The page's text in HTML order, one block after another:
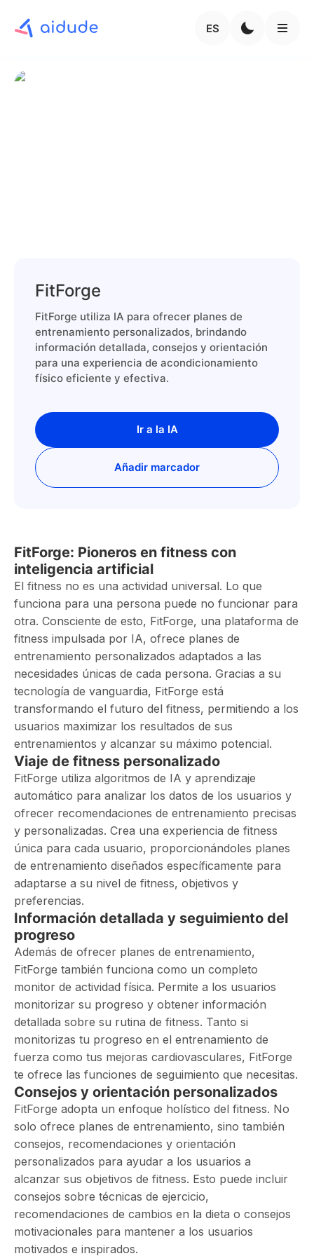
ES
FitForge
FitForge utiliza IA para ofrecer planes de
entrenamiento personalizados, brindando
información detallada, consejos y orientación
para una experiencia de acondicionamiento
físico eficiente y efectiva.
Ir a la IA
Añadir marcador
FitForge: Pioneros en fitness con
inteligencia artificial
El fitness no es una actividad universal. Lo que
funciona para una persona puede no funcionar para
otra. Consciente de esto, FitForge, una plataforma de
fitness impulsada por IA, ofrece planes de
entrenamiento personalizados adaptados a las
necesidades únicas de cada persona. Gracias a su
tecnología de vanguardia, FitForge está
transformando el futuro del fitness, permitiendo a los
usuarios maximizar los resultados de sus
entrenamientos y alcanzar su máximo potencial.
Viaje de fitness personalizado
FitForge utiliza algoritmos de IA y aprendizaje
automático para analizar los datos de los usuarios y
ofrecer recomendaciones de entrenamiento precisas
y personalizadas. Crea una experiencia de fitness
única para cada usuario, proporcionándoles planes
de entrenamiento diseñados específicamente para
adaptarse a su nivel de fitness, objetivos y
preferencias.
Información detallada y seguimiento del
progreso
Además de ofrecer planes de entrenamiento,
FitForge también funciona como un completo
monitor de actividad física. Permite a los usuarios
monitorizar su progreso y obtener información
detallada sobre su rutina de fitness. Tanto si
monitorizas tu progreso en el entrenamiento de
fuerza como tus mejoras cardiovasculares, FitForge
te ofrece las funciones de seguimiento que necesitas.
Consejos y orientación personalizados
FitForge adopta un enfoque holístico del fitness. No
solo ofrece planes de entrenamiento, sino también
consejos, recomendaciones y orientación
personalizados para ayudar a los usuarios a
alcanzar sus objetivos de fitness. Esto puede incluir
consejos sobre técnicas de ejercicio,
recomendaciones de cambios en la dieta o consejos
motivacionales para mantener a los usuarios
motivados e inspirados.